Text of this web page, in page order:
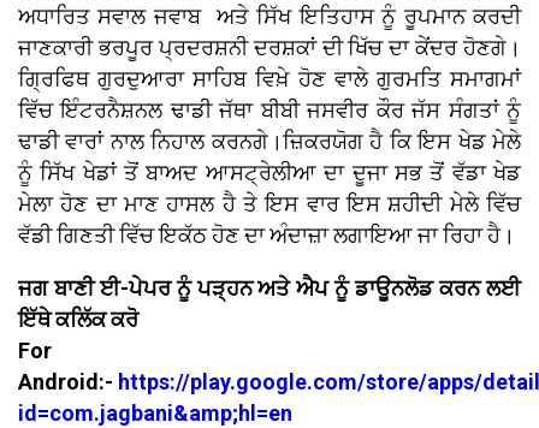
ਅਧਾਰਿਤ ਸਵਾਲ ਜਵਾਬ ਅਤੇ ਸਿੱਖ ਇਤਿਹਾਸ ਨੂੰ ਰੂਪਮਾਨ ਕਰਦੀ
ਜਾਣਕਾਰੀ ਭਰਪੂਰ ਪ੍ਰਦਰਸ਼ਨੀ ਦਰਸ਼ਕਾਂ ਦੀ ਖਿੱਚ ਦਾ ਕੇਂਦਰ ਹੋਣਗੇ।
ਗ੍ਰਿਫਿਥ ਗੁਰਦੁਆਰਾ ਸਾਹਿਬ ਵਿਖ਼ੇ ਹੋਣ ਵਾਲੇ ਗੁਰਮਤਿ ਸਮਾਗਮਾਂ
ਵਿੱਚ ਇੰਟਰਨੈਸ਼ਨਲ ਢਾਡੀ ਜੱਥਾ ਬੀਬੀ ਜਸਵੀਰ ਕੌਰ ਜੱਸ ਸੰਗਤਾਂ ਨੂੰ
ਢਾਡੀ ਵਾਰਾਂ ਨਾਲ ਨਿਹਾਲ ਕਰਨਗੇ।ਜ਼ਿਕਰਯੋਗ ਹੈ ਕਿ ਇਸ ਖੇਡ ਮੇਲੇ
ਨੂੰ ਸਿੱਖ ਖੇਡਾਂ ਤੋਂ ਬਾਅਦ ਆਸਟ੍ਰੇਲੀਆ ਦਾ ਦੂਜਾ ਸਭ ਤੋਂ ਵੱਡਾ ਖੇਡ
ਮੇਲਾ ਹੋਣ ਦਾ ਮਾਣ ਹਾਸਲ ਹੈ ਤੇ ਇਸ ਵਾਰ ਇਸ ਸ਼ਹੀਦੀ ਮੇਲੇ ਵਿੱਚ
ਵੱਡੀ ਗਿਣਤੀ ਵਿੱਚ ਇਕੱਠ ਹੋਣ ਦਾ ਅੰਦਾਜ਼ਾ ਲਗਾਇਆ ਜਾ ਰਿਹਾ ਹੈ।
ਜਗ ਬਾਣੀ ਈ-ਪੇਪਰ ਨੂੰ ਪੜ੍ਹਨ ਅਤੇ ਐਪ ਨੂੰ ਡਾਊਨਲੋਡ ਕਰਨ ਲਈ
ਇੱਥੇ ਕਲਿੱਕ ਕਰੋ
For
Android:- https://play.google.com/store/apps/
id=com.jagbani&amp;hl=en